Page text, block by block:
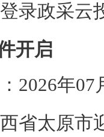
录政采云
开启
2026年07
省太原市